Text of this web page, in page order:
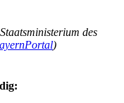
des
)